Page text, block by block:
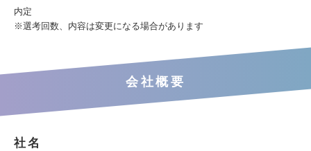
内定
※選考回数、内容は変更になる場合があります
会社概要
社名